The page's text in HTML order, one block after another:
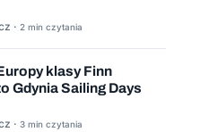
· 2 min czytania
klasy Finn
Gdynia Sailing Days
· 3 min czytania